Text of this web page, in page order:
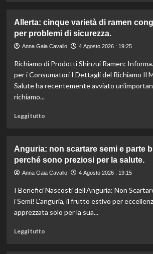
Liguria
potenzia
agricoltura:
di
un
milione
risorse
Allerta: cinque varietà di ramen
per problemi di sicurezza.
Anna Gaia Cavallo 4 Agosto 2026 : 19:25
Richiamo di Prodotti Shinzui Ramen:
per i Consumatori I Dettagli del Richiamo Il
Salute ha recentemente avviato
richiamo...
Leggi tuttoLeggi
Allerta:
cinque
varietà
ramen
congelato
Anguria: non scartare semi e parte
perché sono preziosi per la salute.
Anna Gaia Cavallo 4 Agosto 2026 : 19:15
I Benefici Nascosti dell’Anguria: Non
i Semi! L’anguria, il frutto estivo per
apprezzata solo per la sua...
Leggi tuttoLeggi